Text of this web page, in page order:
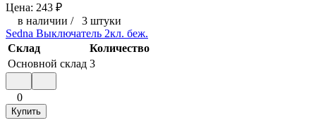
Цена: 243 ₽
в наличии / 3 штуки
Sedna Выключатель 2кл. беж.
Склад
Количество
Основной склад 3
0
Купить